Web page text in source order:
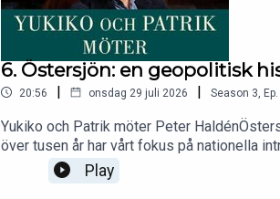
6. Östersjön: en geopolitisk
20:56 | onsdag 29 juli 2026 | Season 3 Ep.
Yukiko och Patrik möter Peter
över tusen år har vårt fokus på nationella
lektor i krigsvetenskap vid
Europas mest långlivade maktspel.
Play